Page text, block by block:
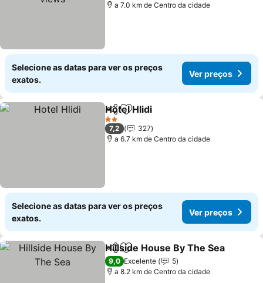
a 7.0 km de Centro da cidade
Selecione as datas para ver os preços
exatos.
Ver preços
PartilharAdicionar aos favoritos
Hotel Hlidi
2 Estrelas
7,2
327
a 6.7 km de Centro da cidade
Selecione as datas para ver os preços
exatos.
Ver preços
PartilharAdicionar aos favoritos
Hillside House By The Sea
9,0 Excelente
5
a 8.2 km de Centro da cidade